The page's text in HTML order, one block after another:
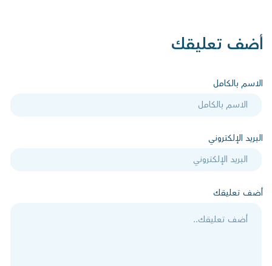
أضف تعليقك
الاسم بالكامل
البريد الإلكتروني
أضف تعليقك